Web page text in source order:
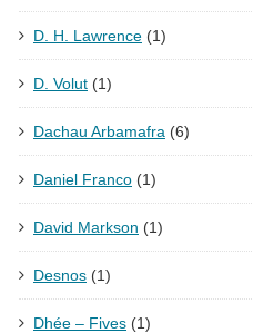
D. H. Lawrence (1)
D. Volut (1)
Dachau Arbamafra (6)
Daniel Franco (1)
David Markson (1)
Desnos (1)
Dhée – Fives (1)